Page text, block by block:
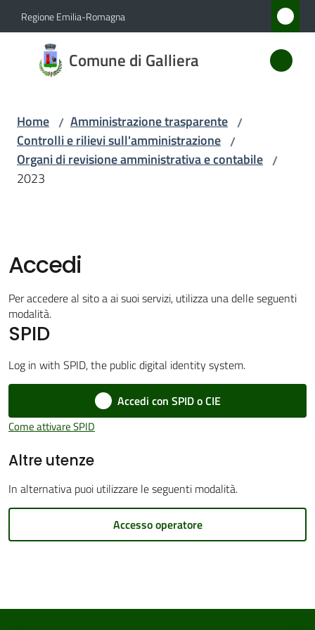
Vai al contenuto
Vai alla navigazione
Vai al footer
Regione Emilia-Romagna
Comune di Galliera
Comune
di
Amministrazione
Menu selezionato
Vivere
Galliera
Amministrazione
Menu selezionato
gli
argomenti...
Seguici
Home / Amministrazione trasparente /
Controlli e rilievi sull'amministrazione /
Organi di revisione amministrativa e contabile /
2023
Accedi
Per accedere al sito a ai suoi servizi, utilizza una delle seguenti
modalità.
SPID
Log in with SPID, the public digital identity system.
Accedi con SPID o CIE
Come attivare SPID
Altre utenze
In alternativa puoi utilizzare le seguenti modalità.
Accesso operatore